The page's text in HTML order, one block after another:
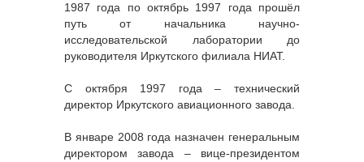
1987 года по октябрь 1997 года прошёл
путь от начальника научно-
исследовательской лаборатории до
руководителя Иркутского филиала НИАТ.
С октября 1997 года – технический
директор Иркутского авиационного завода.
В январе 2008 года назначен генеральным
директором завода – вице-президентом